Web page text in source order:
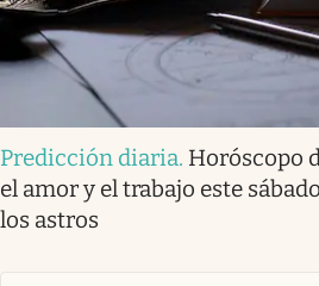
Predicción diaria. Horóscopo
el amor y el trabajo este
los astros